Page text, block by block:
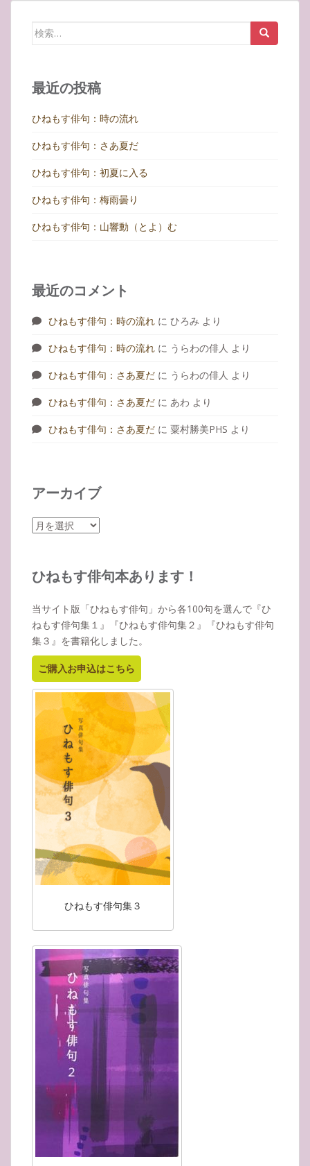
ナ
検
最近の投稿
ひねもす俳句：時の流れ
ひねもす俳句：さあ夏だ
ひねもす俳句：初夏に入る
ひねもす俳句：梅雨曇り
ひねもす俳句：山響動（とよ）む
最近のコメント
ひねもす俳句：時の流れ に ひろみ より
ひねもす俳句：時の流れ に うらわの俳人 より
ひねもす俳句：さあ夏だ に うらわの俳人 より
ひねもす俳句：さあ夏だ に あわ より
ひねもす俳句：さあ夏だ に 粟村勝美PHS より
アーカイブ
ア
イ
ひねもす俳句本あります！
当サイト版「ひねもす俳句」から各100句を選んで『ひ
ねもす俳句集１』『ひねもす俳句集２』『ひねもす俳句
集３』を書籍化しました。
ご購入お申込はこちら
ひねもす俳句集３